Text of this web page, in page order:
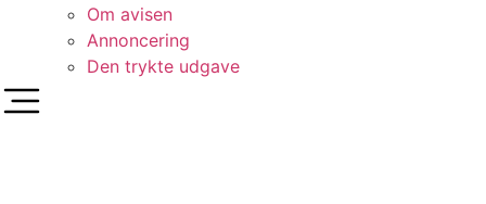
Om avisen
Annoncering
Den trykte udgave